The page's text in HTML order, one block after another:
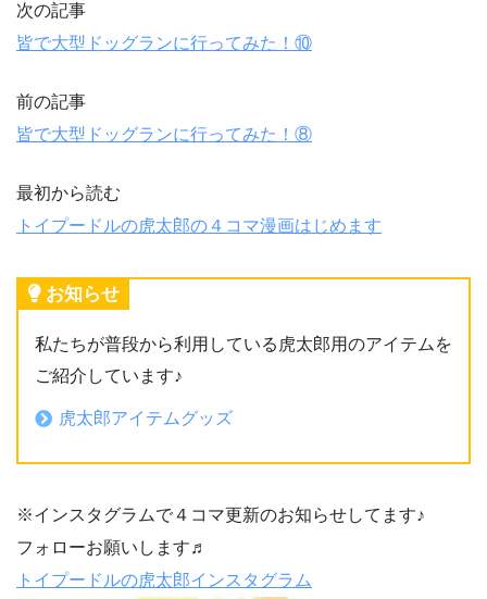
次の記事
皆で大型ドッグランに行ってみた！⑩
前の記事
皆で大型ドッグランに行ってみた！⑧
最初から読む
トイプードルの虎太郎の４コマ漫画はじめます
お知らせ
私たちが普段から利用している虎太郎用のアイテムを
ご紹介しています♪
虎太郎アイテムグッズ
※インスタグラムで４コマ更新のお知らせしてます♪
フォローお願いします♬
トイプードルの虎太郎インスタグラム